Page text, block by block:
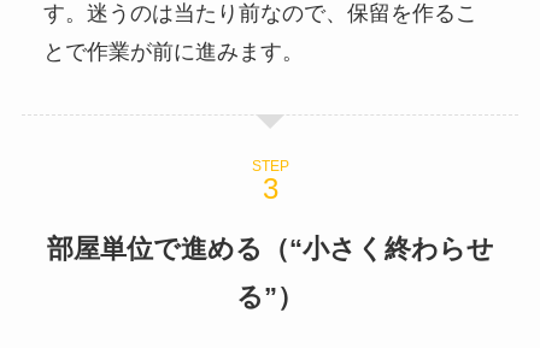
す。迷うのは当たり前なので、保留を作るこ
とで作業が前に進みます。
STEP
部屋単位で進める（“小さく終わらせ
る”）